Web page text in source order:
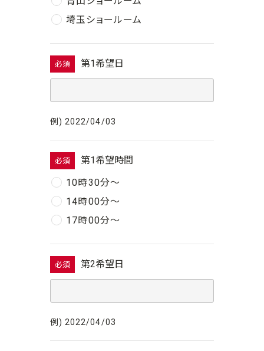
埼玉ショールーム
必須 第1希望日
例) 2022/04/03
必須
第1希望時間
10時30分〜
14時00分〜
17時00分〜
必須 第2希望日
例) 2022/04/03